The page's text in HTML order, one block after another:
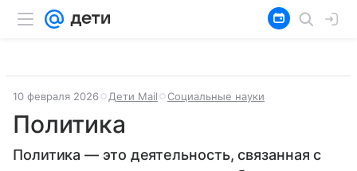
10 февраля 2026 Дети Mail Социальные науки
Политика
Политика — это деятельность, связанная с